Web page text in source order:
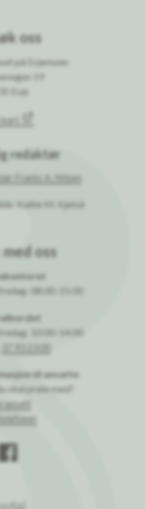
oss
på Evjemoen
19
Evje
kart
redaktør
Frantz A. Nilsen
Kathe M. Kjetså
oss
08:00-15:00
10:00-14:00
37 93 23 00
til ansatte
skal prate med?
ansatt